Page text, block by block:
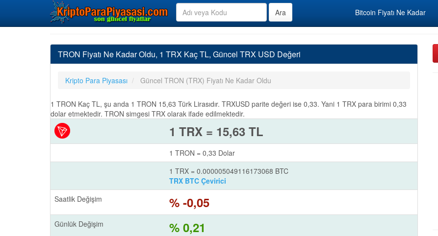
Bitcoin Fiyatı Ne Kadar
TRON Fiyatı Ne Kadar Oldu, 1 TRX Kaç TL, Güncel TRX USD Değeri
Kripto Para Piyasası Güncel TRON (TRX) Fiyatı Ne Kadar Oldu
1 TRON Kaç TL, şu anda 1 TRON 15,63 Türk Lirasıdır. TRXUSD parite değeri ise 0,33. Yani 1 TRX para birimi 0,33
dolar etmektedir. TRON simgesi TRX olarak ifade edilmektedir.
1 TRX = 15,63 TL
1 TRON = 0,33 Dolar
1 TRX = 0.000005049116173068 BTC
TRX BTC Çevirici
Saatlik Değişim
% -0,05
Günlük Değişim % 0,21